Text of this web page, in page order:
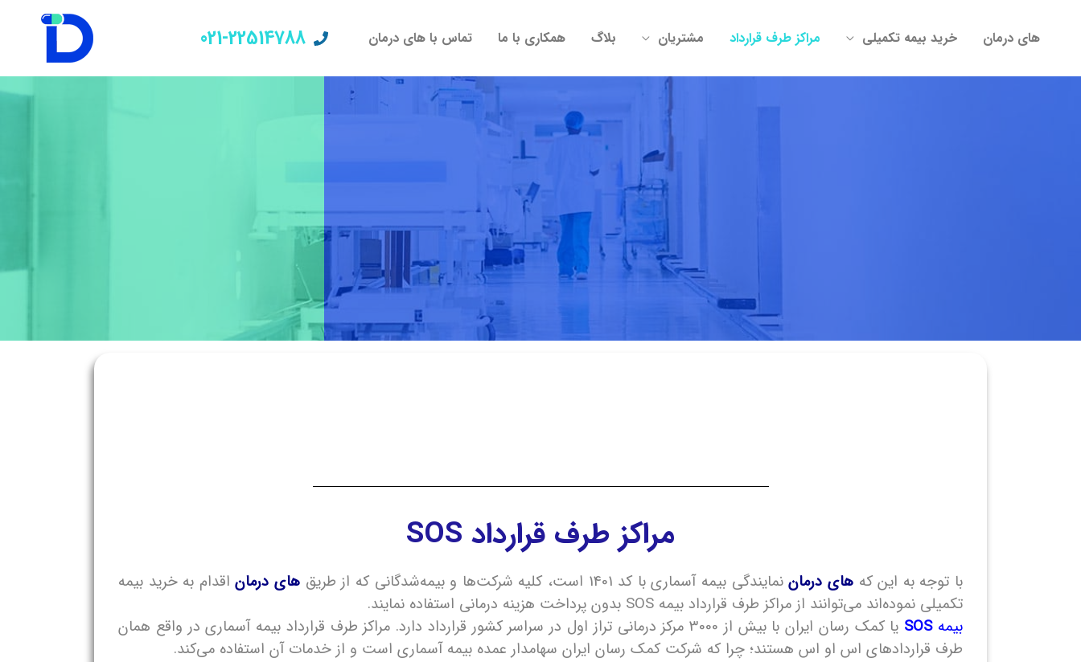
های درمان خرید بیمه تکمیلی مراکز طرف قرارداد مشتریان بلاگ همکاری با ما تماس با های درمان 021-22514788
مراکز طرف قرارداد SOS
با توجه به این کههای درماننمایندگی بیمه آسماری با کد 1401 است، کلیه شرکت‌ها و بیمه‌شدگانی که از طریق های درماناقدام به خرید بیمه
تکمیلی نموده‌اند می‌توانند از مراکز طرف قرارداد بیمه SOS بدون پرداخت هزینه درمانی استفاده نمایند.
بیمهSOS
یا کمک رسان ایران با بیش از 3000 مرکز درمانی تراز اول در سراسر کشور قرارداد دارد. مراکز طرف قرارداد بیمه آسماری در واقع همان
طرف قراردادهای اس او اس هستند؛ چرا که شرکت کمک رسان ایران سهامدار عمده بیمه آسماری است و از خدمات آن استفاده می‌کند.